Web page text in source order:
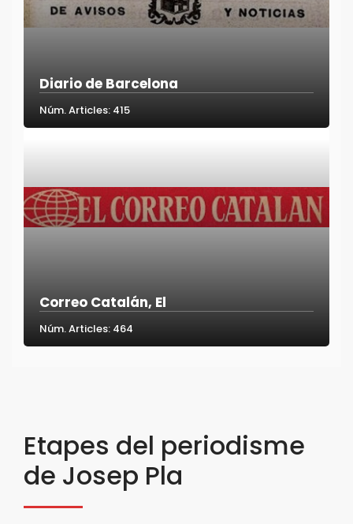
Diario de Barcelona
Núm. Articles: 415
Correo Catalán, El
Núm. Articles: 464
Etapes del periodisme
de Josep Pla